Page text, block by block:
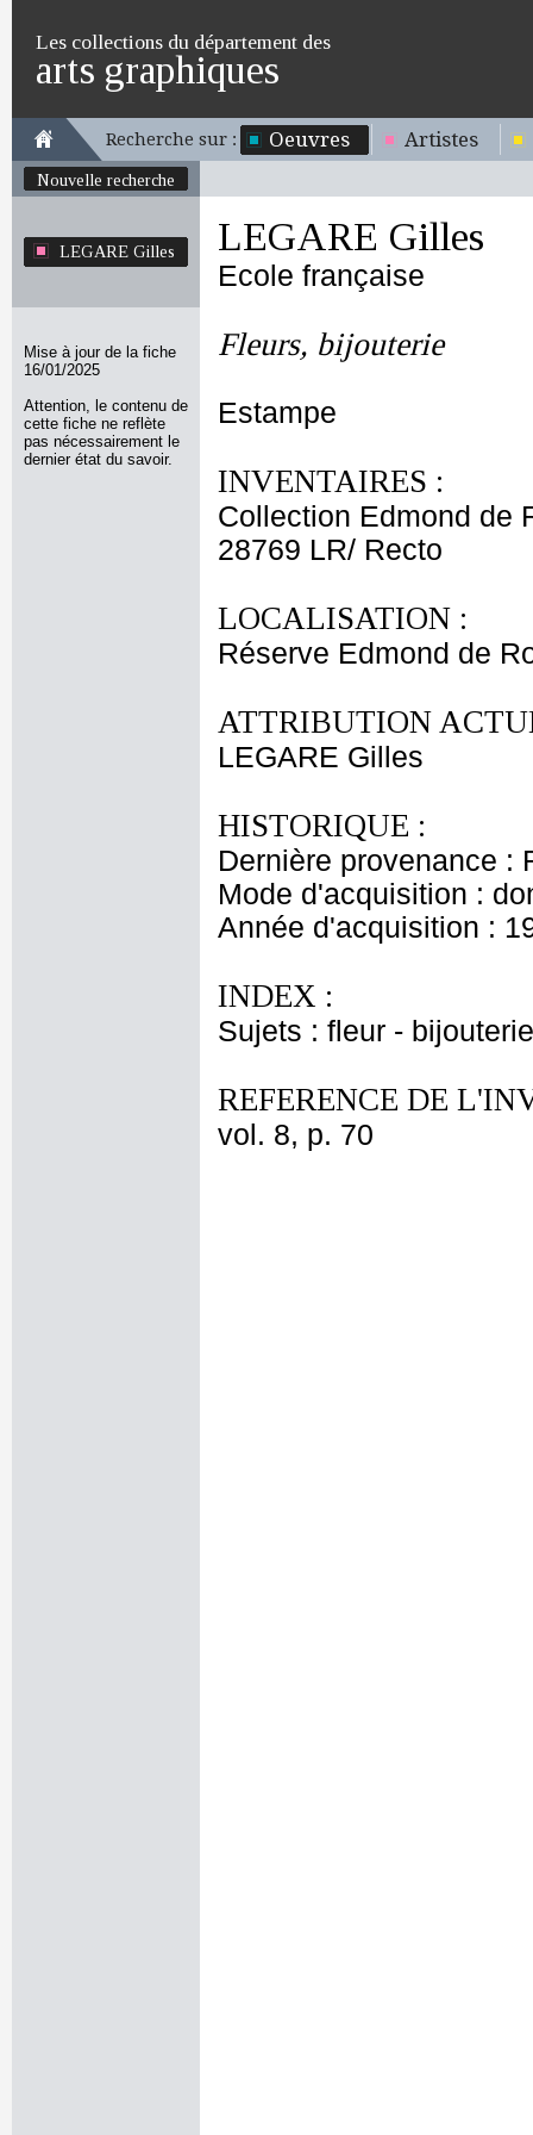
Les collections du département des
arts graphiques
Recherche sur : Oeuvres Artistes
Nouvelle recherche
LEGARE Gilles
Mise à jour de la fiche
16/01/2025
Attention, le contenu de
cette fiche ne reflète
pas nécessairement le
dernier état du savoir.
LEGARE Gilles
Ecole française
Fleurs, bijouterie
Estampe
INVENTAIRES :
Collection Edmond de
28769 LR/ Recto
LOCALISATION :
Réserve Edmond de
ATTRIBUTION
LEGARE Gilles
HISTORIQUE :
Dernière provenance :
Mode d'acquisition :
Année d'acquisition :
INDEX :
Sujets : fleur - bijouterie
REFERENCE DE
vol. 8, p. 70